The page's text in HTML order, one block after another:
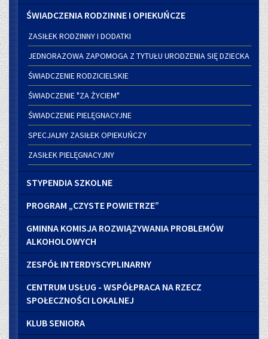
ŚWIADCZENIA RODZINNE I OPIEKUŃCZE
ZASIŁEK RODZINNY I DODATKI
JEDNORAZOWA ZAPOMOGA Z TYTUŁU URODZENIA SIĘ DZIECKA
ŚWIADCZENIE RODZICIELSKIE
ŚWIADCZENIE "ZA ŻYCIEM"
ŚWIADCZENIE PIELĘGNACYJNE
SPECJALNY ZASIŁEK OPIEKUŃCZY
ZASIŁEK PIELĘGNACYJNY
STYPENDIA SZKOLNE
PROGRAM „CZYSTE POWIETRZE”
GMINNA KOMISJA ROZWIĄZYWANIA PROBLEMÓW
ALKOHOLOWYCH
ZESPÓŁ INTERDYSCYPLINARNY
CENTRUM USŁUG - WSPÓŁPRACA NA RZECZ
SPOŁECZNOŚCI LOKALNEJ
KLUB SENIORA